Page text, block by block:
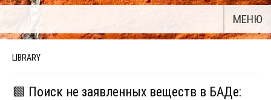
МЕНЮ
LIBRARY
🟩 Поиск не заявленных веществ в БАДе: